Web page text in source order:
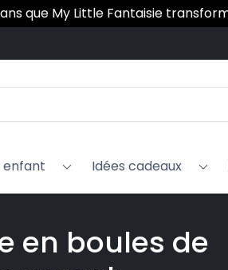
ans que My Little Fantaisie
enfant Idées cadeaux
en boules de